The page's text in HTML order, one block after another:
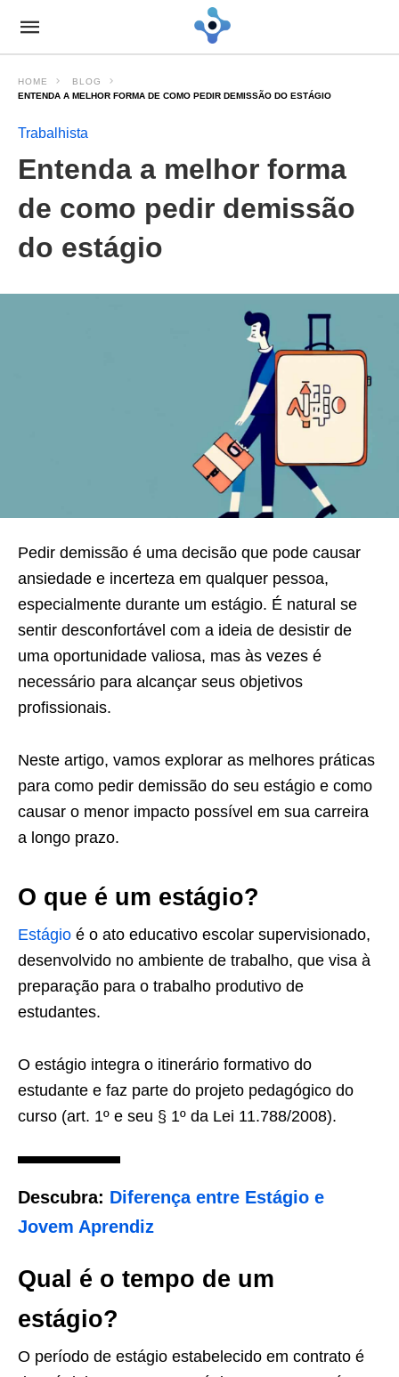
HOME
BLOG
ENTENDA A MELHOR FORMA DE COMO PEDIR DEMISSÃO DO ESTÁGIO
Trabalhista
Entenda a melhor forma
de como pedir demissão
do estágio
Pedir demissão é uma decisão que pode causar
ansiedade e incerteza em qualquer pessoa,
especialmente durante um estágio. É natural se
sentir desconfortável com a ideia de desistir de
uma oportunidade valiosa, mas às vezes é
necessário para alcançar seus objetivos
profissionais.
Neste artigo, vamos explorar as melhores práticas
para como pedir demissão do seu estágio e como
causar o menor impacto possível em sua carreira
a longo prazo.
O que é um estágio?
Estágio é o ato educativo escolar supervisionado,
desenvolvido no ambiente de trabalho, que visa à
preparação para o trabalho produtivo de
estudantes.
O estágio integra o itinerário formativo do
estudante e faz parte do projeto pedagógico do
curso (art. 1º e seu § 1º da Lei 11.788/2008).
Descubra: Diferença entre Estágio e
Jovem Aprendiz
Qual é o tempo de um
estágio?
O período de estágio estabelecido em contrato é